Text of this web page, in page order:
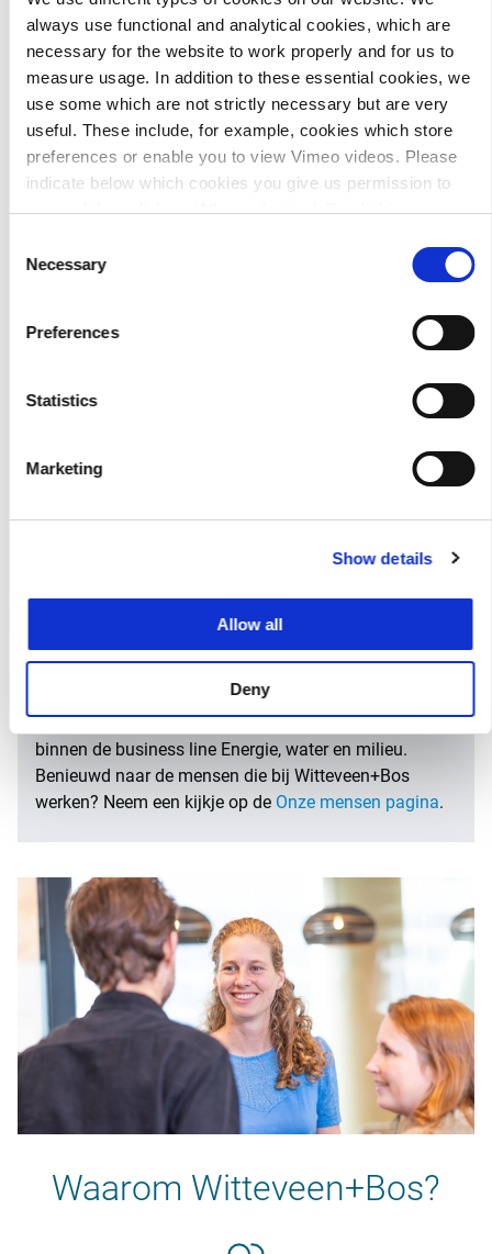
always use functional and analytical cookies, which are
necessary for the website to work properly and for us to
measure usage. In addition to these essential cookies, we
use some which are not strictly necessary but are very
useful. These include, for example, cookies which store
preferences or enable you to view Vimeo videos. Please
indicate below which cookies you give us permission to
use and then click on ‘Allow selection’. By clicking on
information about cookies
Selection
Necessary
Preferences
Statistics
Marketing
Show details
Allow all
Deny
en focust zich daarmee op vernieuwing en uitbreiding
van waterzuiveringen. We werken aan projecten voor
drinkwaterbedrijven in Nederland en daarbuiten, en
waterschappen. Voorbeelden van projecten waar je
team zoal aan werkt:
renovatie en restauratie van een monumentaal
machinegebouw van een drinkwaterzuivering
bij Den Haag om dit te verduurzamen en
ontwerp van de compleet nieuwe
ontwerp van nabehandelingsinstallaties voor
en regelgeving
binnen één van onze teams civiele techniek, waarbij
en coördinatie bij multidisciplinaire
onderdeel uit van de product-marktcombinatie (PMC)
Afvalwater óf de PMC Drinkwater en proceswater
binnen de business line Energie, water en milieu.
Benieuwd naar de mensen die bij Witteveen+Bos
werken? Neem een kijkje op de Onze mensen pagina.
Waarom Witteveen+Bos?